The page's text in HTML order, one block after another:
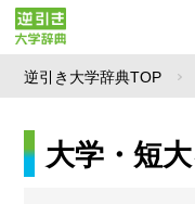
逆引き大学辞典TOP
大学・短